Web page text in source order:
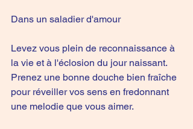
Dans un saladier d'amour
Levez vous plein de reconnaissance à
la vie et à l'éclosion du jour naissant.
Prenez une bonne douche bien fraîche
pour réveiller vos sens en fredonnant
une melodie que vous aimer.